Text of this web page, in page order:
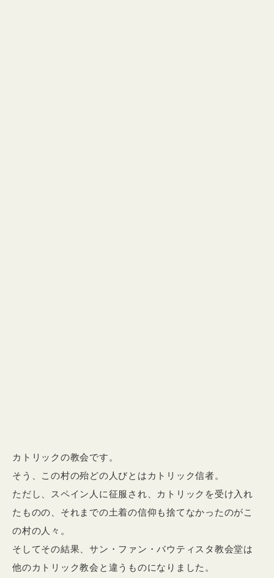
カトリックの教会です。
そう、この村の殆どの人びとはカトリック信者。
ただし、スペイン人に征服され、カトリックを受け入れ
たものの、それまでの土着の信仰も捨てなかったのがこ
の村の人々。
そしてその結果、サン・ファン・バウティスタ教会堂は
他のカトリック教会と違うものになりました。